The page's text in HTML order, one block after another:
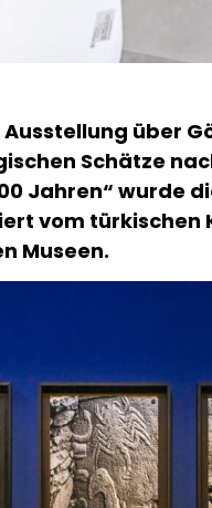
über
Schätze
Jahren“
vom
Museen.